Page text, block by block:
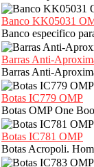
Banco KK05031
Banco especifico
Barras Anti-
Barras Anti-
Botas IC779 OMP
Botas OMP One
Botas IC781 OMP
Botas Acropoli.